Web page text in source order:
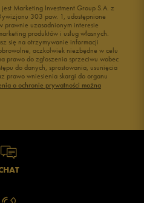
Marketing Investment Group S.A. z
303 paw. 1, udostępnione
prawnie uzasadnionym interesie
produktów i usług własnych.
się na otrzymywanie informacji
aczkolwiek niezbędne w celu
prawo do zgłoszenia sprzeciwu wobec
do danych, sprostowania, usunięcia
prawo wniesienia skargi do organu
o ochronie prywatności można